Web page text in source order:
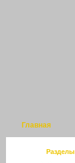
Главная
Разделы